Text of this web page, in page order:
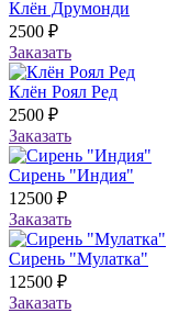
Клён Друмонди
2500 ₽
Заказать
Клён Роял Ред
2500 ₽
Заказать
Сирень "Индия"
12500 ₽
Заказать
Сирень "Мулатка"
12500 ₽
Заказать